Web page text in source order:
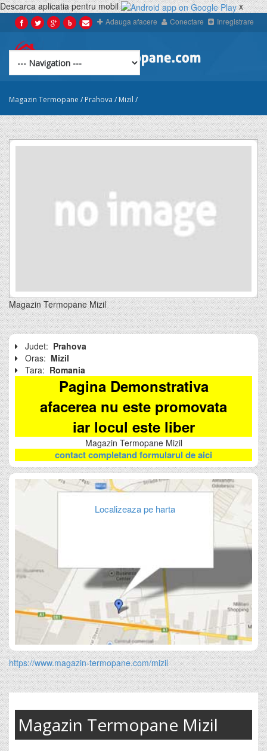
Descarca aplicatia pentru mobil x
b Adauga afacere Conectare Inregistrare
Magazin Termopane / Prahova / Mizil /
Magazin Termopane Mizil
Judet: Prahova
Oras: Mizil
Tara: Romania
Pagina Demonstrativa
afacerea nu este promovata
iar locul este liber
Magazin Termopane Mizil
contact completand formularul de aici
Localizeaza pe harta
https://www.magazin-termopane.com/mizil
Magazin Termopane Mizil